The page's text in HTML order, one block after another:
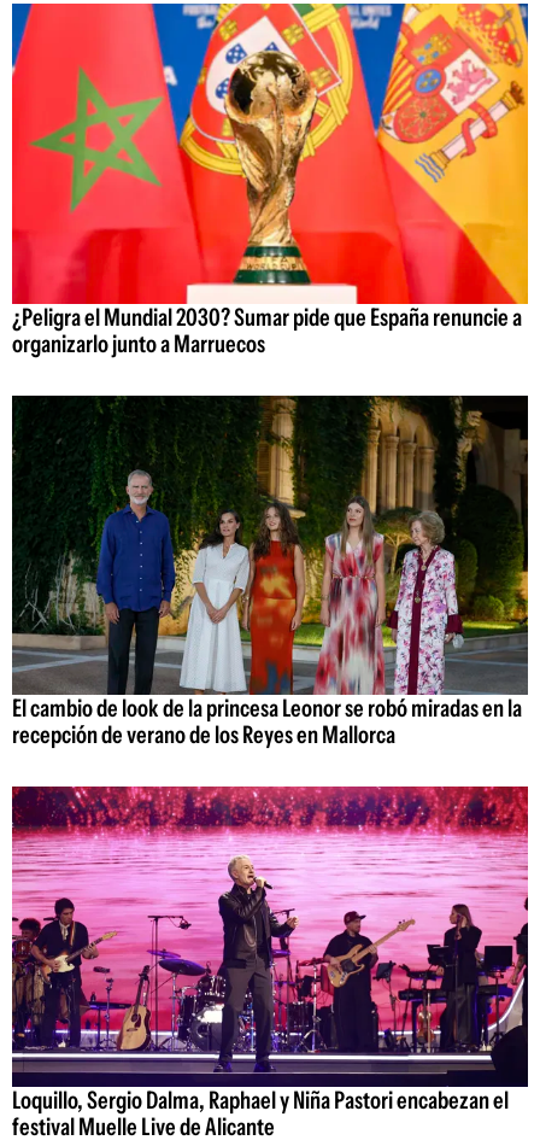
¿Peligra el Mundial 2030? Sumar pide que España renuncie a
organizarlo junto a Marruecos
El cambio de look de la princesa Leonor se robó miradas en la
recepción de verano de los Reyes en Mallorca
Loquillo, Sergio Dalma, Raphael y Niña Pastori encabezan el
festival Muelle Live de Alicante